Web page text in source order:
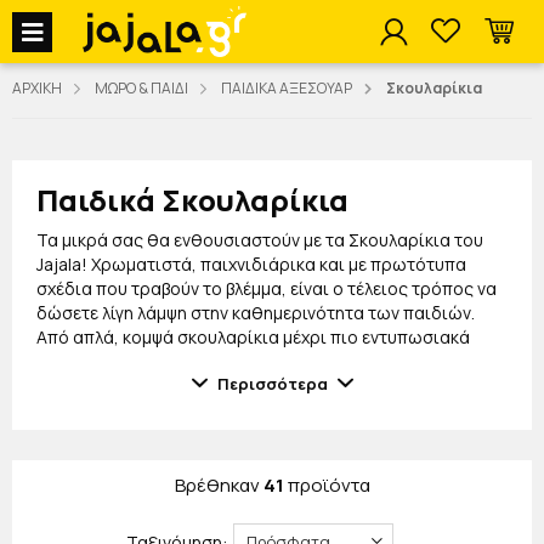
jajala Menu
ΑΡΧΙΚΗ ΜΩΡΟ & ΠΑΙΔΙ ΠΑΙΔΙΚΑ ΑΞΕΣΟΥΑΡ Σκουλαρίκια
Παιδικά Σκουλαρίκια
Τα μικρά σας θα ενθουσιαστούν με τα Σκουλαρίκια του
Jajala! Χρωματιστά, παιχνιδιάρικα και με πρωτότυπα
σχέδια που τραβούν το βλέμμα, είναι ο τέλειος τρόπος να
δώσετε λίγη λάμψη στην καθημερινότητα των παιδιών.
Από απλά, κομψά σκουλαρίκια μέχρι πιο εντυπωσιακά
συνδυαστούν με άλλα αξεσουάρ της συλλογής μας για να
δημιουργηθεί ένα μοναδικό, παιχνιδιάρικο look που τα
Περισσότερα
Βρέθηκαν41 προϊόντα